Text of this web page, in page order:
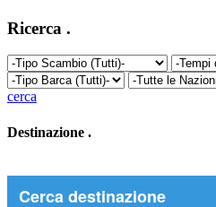
Ricerca .
cerca
Destinazione .